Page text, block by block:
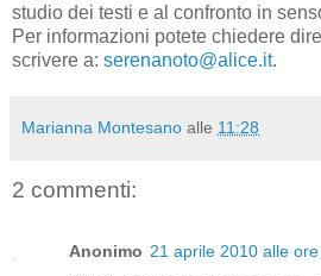
studio dei testi e al confronto in
Per informazioni potete chiedere
scrivere a: serenanoto@alice.it.
Marianna Montesano alle 11:28
2 commenti:
Anonimo 21 aprile 2010 alle